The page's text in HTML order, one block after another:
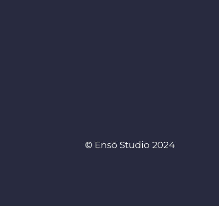
© Ensō Studio 2024